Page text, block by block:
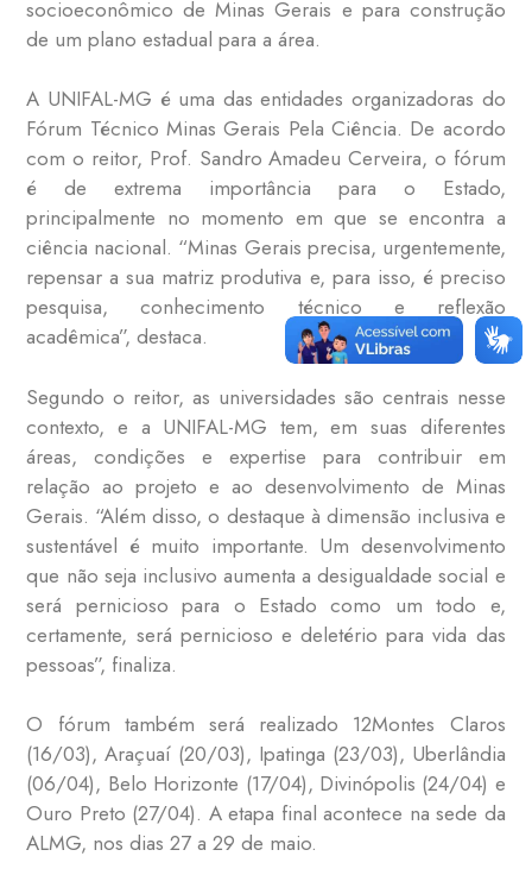
socioeconômico de Minas Gerais e para construção
de um plano estadual para a área.
A UNIFAL-MG é uma das entidades organizadoras do
Fórum Técnico Minas Gerais Pela Ciência. De acordo
com o reitor, Prof. Sandro Amadeu Cerveira, o fórum
é de extrema importância para o Estado,
principalmente no momento em que se encontra a
ciência nacional. “Minas Gerais precisa, urgentemente,
repensar a sua matriz produtiva e, para isso, é preciso
pesquisa, conhecimento técnico e reflexão
acadêmica”, destaca.
Segundo o reitor, as universidades são centrais nesse
contexto, e a UNIFAL-MG tem, em suas diferentes
áreas, condições e expertise para contribuir em
relação ao projeto e ao desenvolvimento de Minas
Gerais. “Além disso, o destaque à dimensão inclusiva e
sustentável é muito importante. Um desenvolvimento
que não seja inclusivo aumenta a desigualdade social e
será pernicioso para o Estado como um todo e,
certamente, será pernicioso e deletério para vida das
pessoas”, finaliza.
O fórum também será realizado 12Montes Claros
(16/03), Araçuaí (20/03), Ipatinga (23/03), Uberlândia
(06/04), Belo Horizonte (17/04), Divinópolis (24/04) e
Ouro Preto (27/04). A etapa final acontece na sede da
ALMG, nos dias 27 a 29 de maio.